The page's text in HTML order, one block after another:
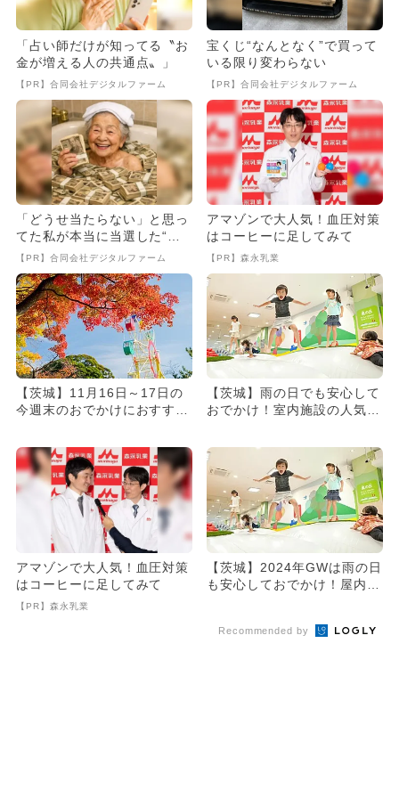
「占い師だけが知ってる〝お
金が増える人の共通点〟」
【PR】合同会社デジタルファーム
宝くじ“なんとなく”で買って
いる限り変わらない
【PR】合同会社デジタルファーム
「どうせ当たらない」と思っ
てた私が本当に当選した“買
い方”がこれ
【PR】合同会社デジタルファーム
アマゾンで大人気！血圧対策
はコーヒーに足してみて
【PR】森永乳業
【茨城】11月16日～17日の
今週末のおでかけにおすす
ン...
【茨城】雨の日でも安心して
おでかけ！室内施設の人気ス
アマゾンで大人気！血圧対策
はコーヒーに足してみて
【PR】森永乳業
【茨城】2024年GWは雨の日
も安心しておでかけ！屋内施
Recommended by